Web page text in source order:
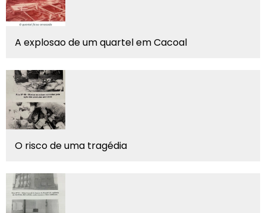
A explosao de um quartel em Cacoal
O risco de uma tragédia